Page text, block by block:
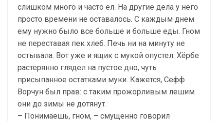
слишком много и часто ел. На другие дела у него
просто времени не оставалось. С каждым днем
ему нужно было все больше и больше еды. Гном
не переставая пек хлеб. Печь ни на минуту не
остывала. Вот уже и ящик с мукой опустел. Хёрбе
растерянно глядел на пустое дно, чуть
присыпанное остатками муки. Кажется, Сефф
Ворчун был прав: с таким прожорливым лешим
они до зимы не дотянут.
– Понимаешь, гном, – смущенно говорил